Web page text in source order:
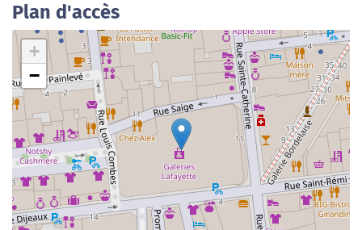
Plan d'accès
+
−